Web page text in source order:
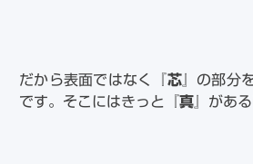
だから表面ではなく 『芯』 の部分
です。そこにはきっと
『真』 がある